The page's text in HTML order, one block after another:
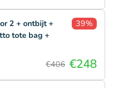
2 + ontbijt +
tote bag +
39%
€406 €248